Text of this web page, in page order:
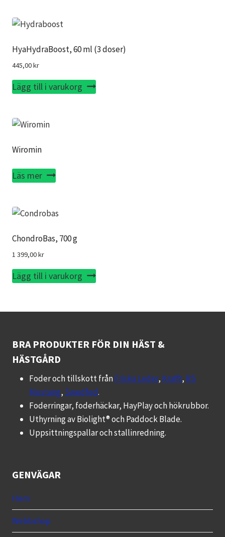
HyaHydraBoost, 60 ml (3 doser)
445,00kr
Lägg till i varukorg
Wiromin
Läs mer
ChondroBas, 700 g
1 399,00kr
Lägg till i varukorg
BRA PRODUKTER FÖR DIN HÄST &
HÄSTGÅRD
Foder och tillskott frånFriska Leder, Krafft, RS
Mustang, Swedfed.
Foderringar, foderhäckar, HayPlay och hökrubbor.
Uthyrning av Biolight® och Paddock Blade.
Uppsittningspallar och stallinredning.
GENVÄGAR
Hem
Webbshop